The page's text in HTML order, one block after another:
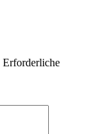
Erforderliche